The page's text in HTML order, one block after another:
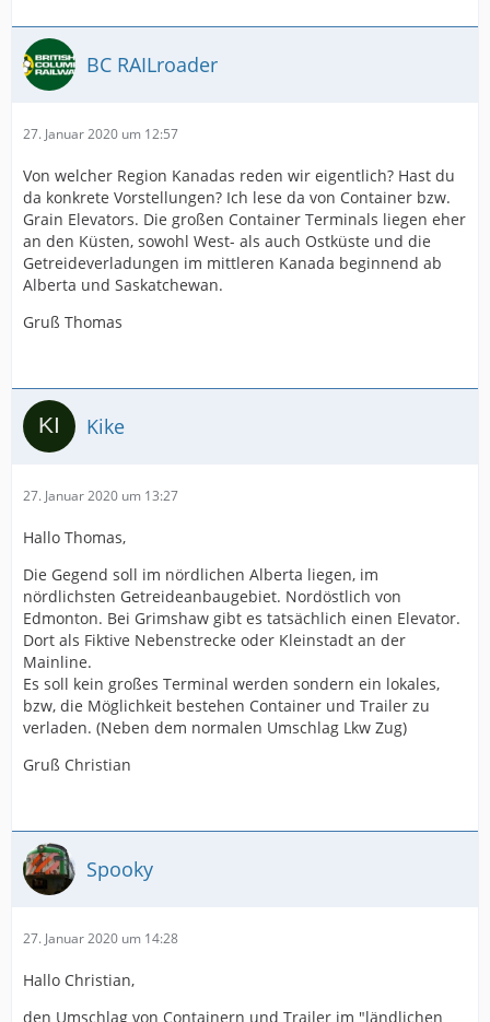
BC RAILroader
27. Januar 2020 um 12:57
Von welcher Region Kanadas reden wir eigentlich? Hast du
da konkrete Vorstellungen? Ich lese da von Container bzw.
Grain Elevators. Die großen Container Terminals liegen eher
an den Küsten, sowohl West- als auch Ostküste und die
Getreideverladungen im mittleren Kanada beginnend ab
Alberta und Saskatchewan.
Gruß Thomas
Kike
27. Januar 2020 um 13:27
Hallo Thomas,
Die Gegend soll im nördlichen Alberta liegen, im
nördlichsten Getreideanbaugebiet. Nordöstlich von
Edmonton. Bei Grimshaw gibt es tatsächlich einen Elevator.
Dort als Fiktive Nebenstrecke oder Kleinstadt an der
Mainline.
Es soll kein großes Terminal werden sondern ein lokales,
bzw, die Möglichkeit bestehen Container und Trailer zu
verladen. (Neben dem normalen Umschlag Lkw Zug)
Gruß Christian
Spooky
27. Januar 2020 um 14:28
Hallo Christian,
den Umschlag von Containern und Trailer im "ländlichen